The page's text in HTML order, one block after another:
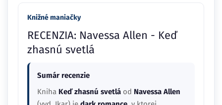
Knižné maniačky
RECENZIA: Navessa Allen - Keď
zhasnú svetlá
Sumár recenzie
Kniha Keď zhasnú svetlá od Navessa Allen